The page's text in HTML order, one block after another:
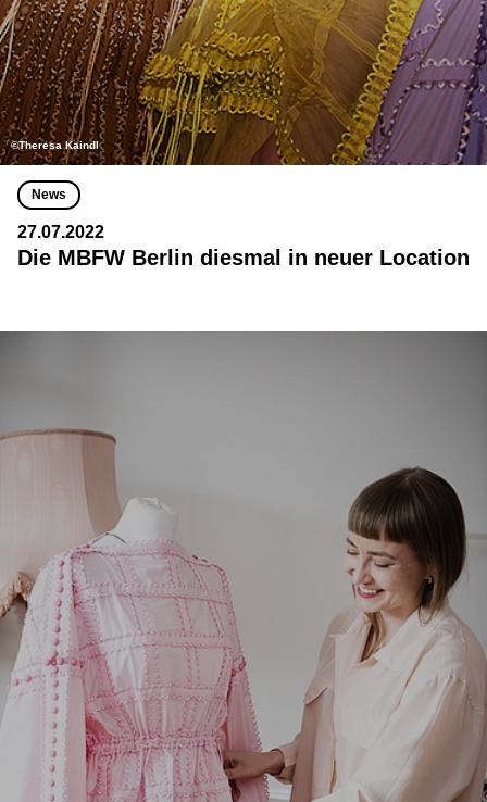
©Theresa Kaindl
News
27.07.2022
Die MBFW Berlin diesmal in neuer Location